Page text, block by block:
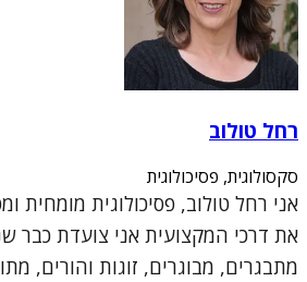
רחל טולוב
סקסולוגית, פסיכולוגית
אני רחל טולוב, פסיכולוגית מומחית
את דרכי המקצועית אני צועדת כבר
מתבגרים, מבוגרים, זוגות והורים,